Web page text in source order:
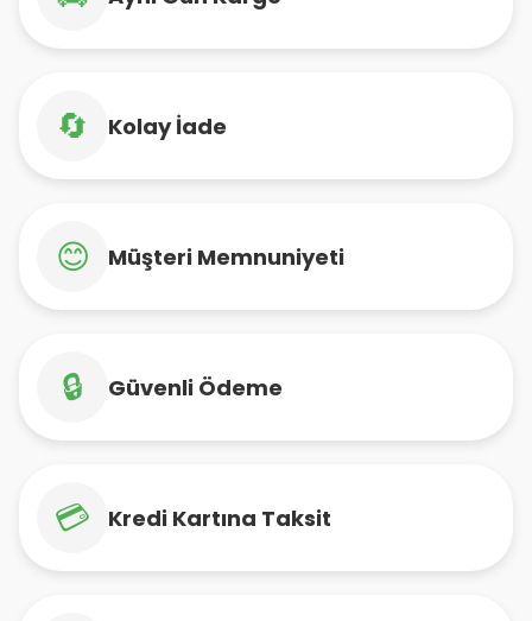
🔄 Kolay İade
😊 Müşteri Memnuniyeti
🔒 Güvenli Ödeme
💳 Kredi Kartına Taksit